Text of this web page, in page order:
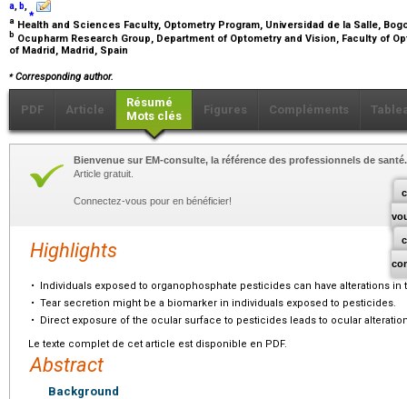
a b ⁎
a Health and Sciences Faculty, Optometry Program, Universidad de la Salle,
b Ocupharm Research Group, Department of Optometry and Vision, Faculty of
of Madrid, Madrid, Spain
⁎Corresponding author.
PDF Article
Résumé
Mots clés
Figures Compléments
Bienvenue sur EM-consulte, la référence des professionnels de santé.
Article gratuit.
Connectez-vous pour en bénéficier!
Highlights
•
Individuals exposed to organophosphate pesticides can have alterations in
• Tear secretion might be a biomarker in individuals exposed to pesticides.
•
Direct exposure of the ocular surface to pesticides leads to ocular
Le texte complet de cet article est disponible en PDF.
Abstract
Background